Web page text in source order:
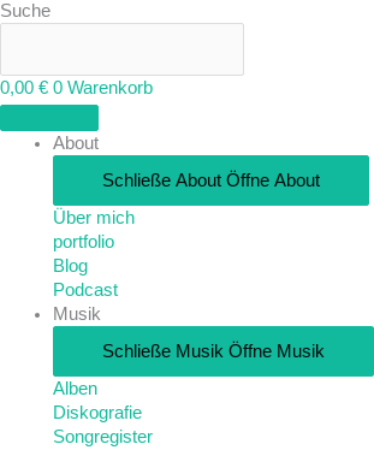
Suche
0,00 € 0 Warenkorb
About
Schließe About Öffne About
Über mich
portfolio
Blog
Podcast
Musik
Schließe Musik Öffne Musik
Alben
Diskografie
Songregister